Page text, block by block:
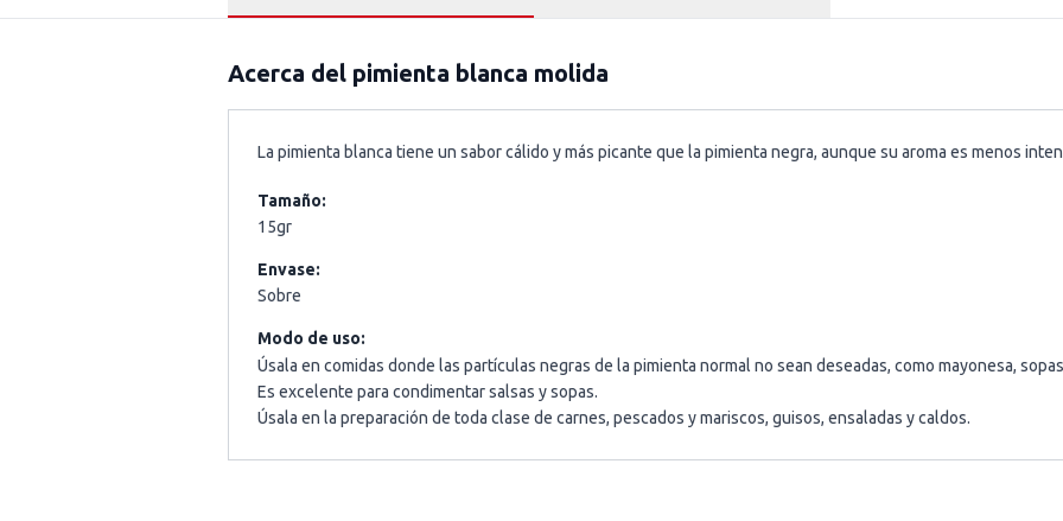
Acerca del pimienta blanca molida
La pimienta blanca tiene un sabor cálido y más picante que la pimienta negra, aunque su aroma es menos
Tamaño:
15gr
Envase:
Sobre
Modo de uso:
Úsala en comidas donde las partículas negras de la pimienta normal no sean deseadas, como mayonesa,
Es excelente para condimentar salsas y sopas.
Úsala en la preparación de toda clase de carnes, pescados y mariscos, guisos, ensaladas y caldos.